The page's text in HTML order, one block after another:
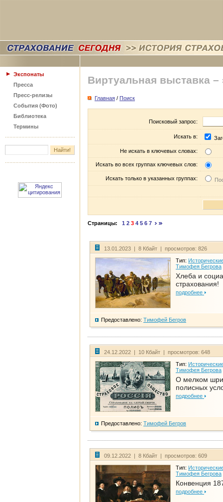
Экспонаты
Пресса
Пресс-релизы
События (Фото)
Библиотека
Термины
Виртуальная выставка –
Главная / Поиск
Поисковый запрос:
Искать в:
Не искать в ключевых словах:
Искать во всех группах ключевых слов:
Искать только в указанных группах:
Страницы: 1 2 3 4 5 6 7
13.01.2023 | 8 Кбайт | просмотров: 826
Тип:
Тимофея Бегрова
Хлеба и
страхования!
подробнее
Предоставлено: Тимофей Бегров
24.12.2022 | 10 Кбайт | просмотров: 648
Тип:
Тимофея Бегрова
О мелком
полисных
подробнее
Предоставлено: Тимофей Бегров
09.12.2022 | 8 Кбайт | просмотров: 609
Тип:
Тимофея Бегрова
Конвенция
подробнее